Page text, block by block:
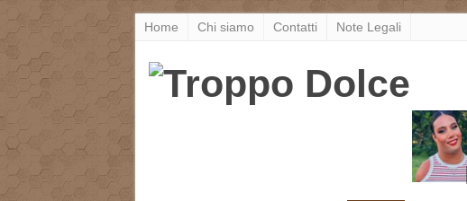
Home Chi siamo Contatti Note Legali